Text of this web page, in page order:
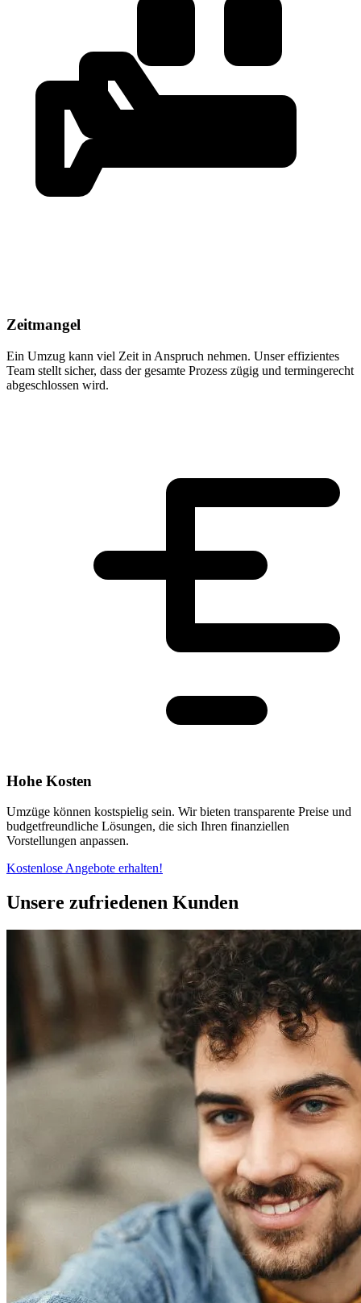
Zeitmangel
Ein Umzug kann viel Zeit in Anspruch nehmen. Unser effizientes
Team stellt sicher, dass der gesamte Prozess zügig und termingerecht
abgeschlossen wird.
Hohe Kosten
Umzüge können kostspielig sein. Wir bieten transparente Preise und
budgetfreundliche Lösungen, die sich Ihren finanziellen
Vorstellungen anpassen.
Kostenlose Angebote erhalten!
Unsere zufriedenen Kunden